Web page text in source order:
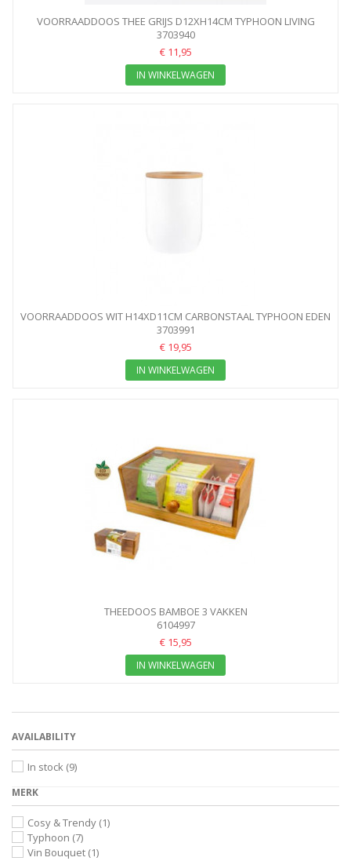
VOORRAADDOOS THEE GRIJS D12XH14CM TYPHOON LIVING
3703940
€ 11,95
IN WINKELWAGEN
VOORRAADDOOS WIT H14XD11CM CARBONSTAAL TYPHOON EDEN
3703991
€ 19,95
IN WINKELWAGEN
THEEDOOS BAMBOE 3 VAKKEN
6104997
€ 15,95
IN WINKELWAGEN
AVAILABILITY
In stock (9)
MERK
Cosy & Trendy (1)
Typhoon (7)
Vin Bouquet (1)